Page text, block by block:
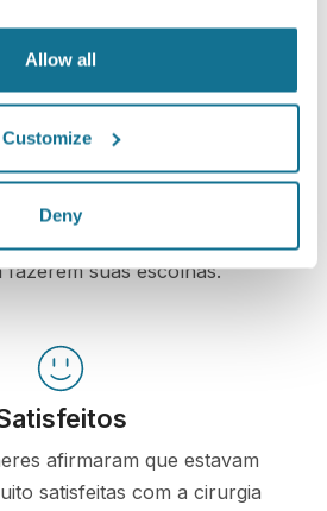
Allow all
Customize
Deny
corpos.
fazerem suas escolhas.
afirmaram que estavam
satisfeitas com a cirurgia